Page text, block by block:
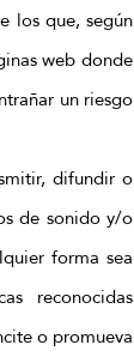
los que, según
web donde
un riesgo
difundir o
de sonido y/o
forma sea
reconocidas
o promueva